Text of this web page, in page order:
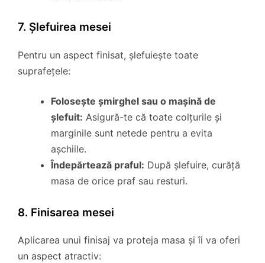
7. Șlefuirea mesei
Pentru un aspect finisat, șlefuiește toate
suprafețele:
Folosește șmirghel sau o mașină de
șlefuit: Asigură-te că toate colțurile și
marginile sunt netede pentru a evita
așchiile.
Îndepărtează praful: După șlefuire, curăță
masa de orice praf sau resturi.
8. Finisarea mesei
Aplicarea unui finisaj va proteja masa și îi va oferi
un aspect atractiv: